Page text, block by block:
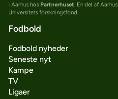
i Aarhus hos Partnerhuset. En del af Aarhus
Universitets forskningsfond.
Fodbold
Fodbold nyheder
Seneste nyt
Kampe
TV
Ligaer